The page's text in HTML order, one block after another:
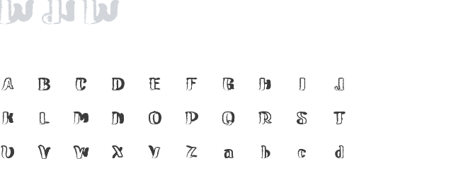
A B C D E F G H I
J
K
L M N O P Q R S
T
U V W X Y Z a b c
d
ภาษา คือ เครื่องมือสำคัญที่ทำให้
ความเป็นชาติดำรงอยู่ได้ ตัวพิมพ์
คือ เครื่องมือสำคัญที่ทำให้ภาษา